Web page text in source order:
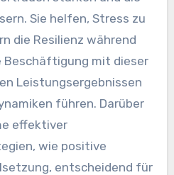
Sie helfen, Stress zu
die Resilienz während
Beschäftigung mit dieser
Leistungsergebnissen
führen. Darüber
effektiver
wie positive
entscheidend für